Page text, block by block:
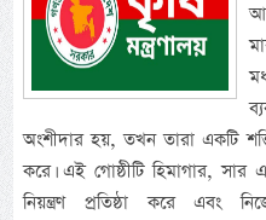
অংশীদার হয়, তখন তারা একটি
করে। এই গোষ্ঠীটি হিমাগার,
নিয়ন্ত্রণ প্রতিষ্ঠা করে এবং